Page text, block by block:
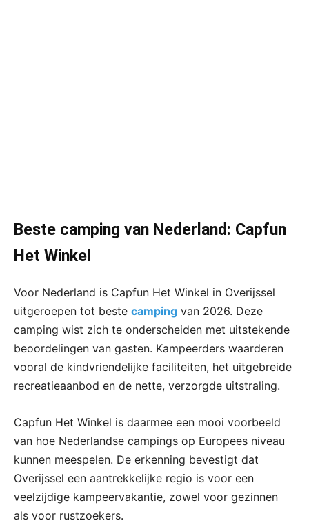
Beste camping van Nederland: Capfun
Het Winkel
Voor Nederland is Capfun Het Winkel in Overijssel
uitgeroepen tot beste camping van 2026. Deze
camping wist zich te onderscheiden met uitstekende
beoordelingen van gasten. Kampeerders waarderen
vooral de kindvriendelijke faciliteiten, het uitgebreide
recreatieaanbod en de nette, verzorgde uitstraling.
Capfun Het Winkel is daarmee een mooi voorbeeld
van hoe Nederlandse campings op Europees niveau
kunnen meespelen. De erkenning bevestigt dat
Overijssel een aantrekkelijke regio is voor een
veelzijdige kampeervakantie, zowel voor gezinnen
als voor rustzoekers.